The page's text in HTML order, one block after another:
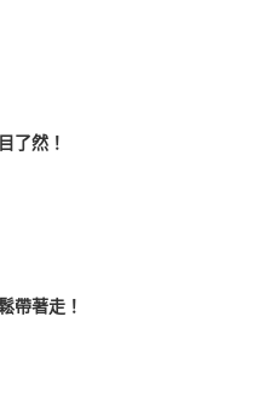
了然！
帶著走！